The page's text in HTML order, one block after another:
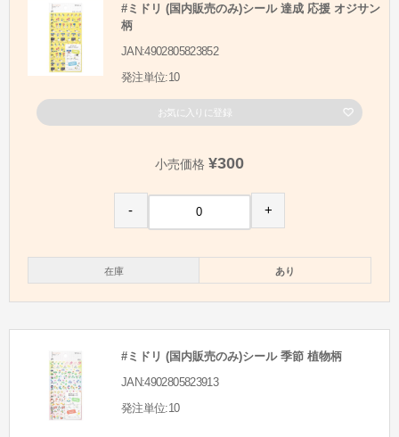
#ミドリ (国内販売のみ)シール 達成 応援 オジサン
柄
JAN:4902805823852
発注単位:10
お気に入りに登録
小売価格 ¥300
- +
在庫 あり
#ミドリ (国内販売のみ)シール 季節 植物柄
JAN:4902805823913
発注単位:10